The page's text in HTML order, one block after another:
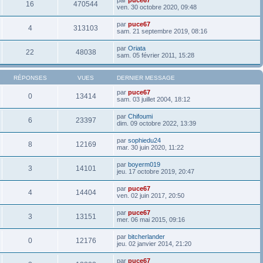
16 470544
ven. 30 octobre 2020, 09:48
4 313103 par puce67
sam. 21 septembre 2019, 08:16
22 48038 par Oriata
sam. 05 février 2011, 15:28
RÉPONSES VUES DERNIER MESSAGE
0 13414 par puce67
sam. 03 juillet 2004, 18:12
6 23397 par Chifoumi
dim. 09 octobre 2022, 13:39
8 12169 par sophiedu24
mar. 30 juin 2020, 11:22
3 14101 par boyerm019
jeu. 17 octobre 2019, 20:47
4 14404 par puce67
ven. 02 juin 2017, 20:50
3 13151 par puce67
mer. 06 mai 2015, 09:16
0 12176 par bitcherlander
jeu. 02 janvier 2014, 21:20
par puce67